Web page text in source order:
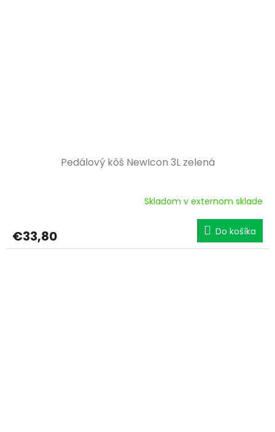
Pedálový kôš NewIcon 3L zelená
Skladom v externom sklade
€33,80 Do košíka